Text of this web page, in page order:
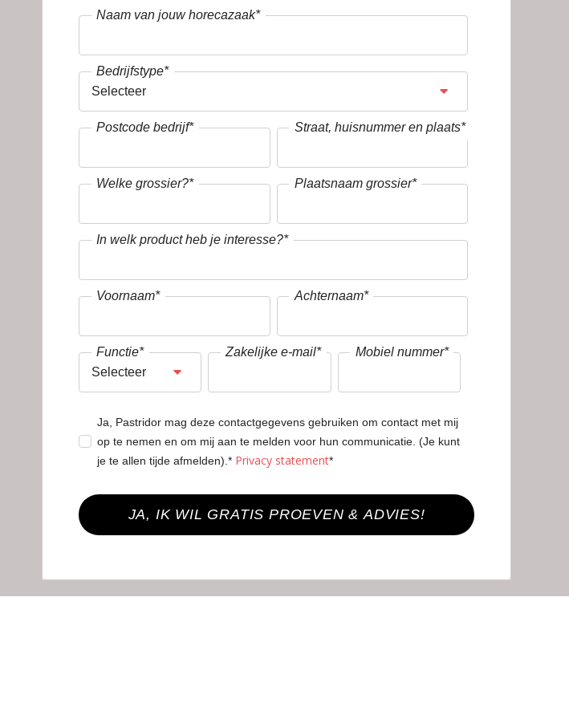
Naam van jouw horecazaak*
Bedrijfstype*
Postcode bedrijf* Straat, huisnummer en plaats*
Welke grossier?* Plaatsnaam grossier*
In welk product heb je interesse?*
Voornaam* Achternaam*
Functie* Zakelijke e-mail* Mobiel nummer*
Ja, Pastridor mag deze contactgegevens gebruiken om contact met mij
op te nemen en om mij aan te melden voor hun communicatie. (Je kunt
je te allen tijde afmelden).* Privacy statement*